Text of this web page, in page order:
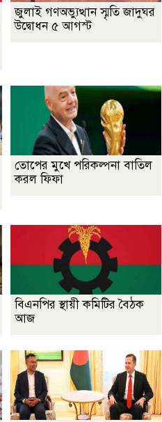
জুলাই গণঅভ্যুত্থান স্মৃতি জাদুঘর
উদ্বোধন ৫ আগস্ট
তোপের মুখে পরিকল্পনা বাতিল
করল ফিফা
বিএনপির স্থায়ী কমিটির বৈঠক
আজ